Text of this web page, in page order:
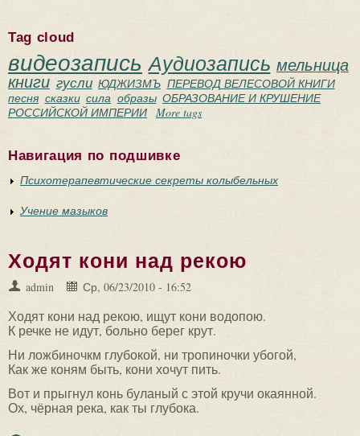
Tag cloud
видеозапись Аудиозапись мельница
книги гусли ЮДЖИЗМЪ ПЕРЕВОД ВЕЛЕСОВОЙ КНИГИ
песня сказки сила образы ОБРАЗОВАНИЕ И КРУШЕНИЕ
РОССИЙСКОЙ ИМПЕРИИ More tags
Навигация по подшивке
Психотерапевтические секреты колыбельных
Учение мазыков
Ходят кони над рекою
admin Ср, 06/23/2010 - 16:52
Ходят кони над рекою, ищут кони водопою.
К речке не идут, больно берег крут.
Ни ложбиночкм глубокой, ни тропиночки убогой,
Как же коням быть, кони хочут пить.
Вот и прыгнул конь буланый с этой кручи окаянной.
Ох, чёрная река, как ты глубока.